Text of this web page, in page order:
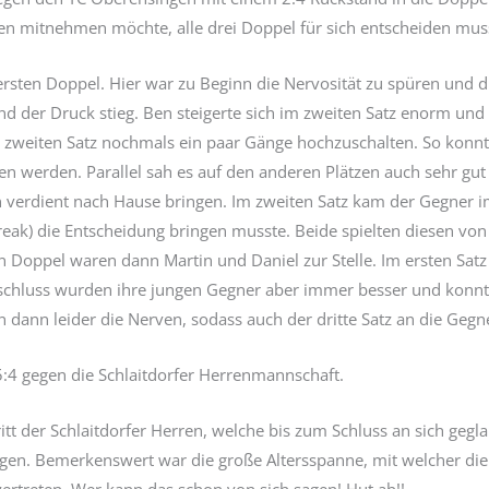
mitnehmen möchte, alle drei Doppel für sich entscheiden
Doppel. Hier war zu Beginn die Nervosität zu spüren und
der Druck stieg. Ben steigerte sich im zweiten Satz enorm
Satz nochmals ein paar Gänge hochzuschalten. So
werden. Parallel sah es auf den anderen Plätzen auch sehr
nach Hause bringen. Im zweiten Satz kam der Gegner
die Entscheidung bringen musste. Beide spielten diesen
waren dann Martin und Daniel zur Stelle. Im ersten
wurden ihre jungen Gegner aber immer besser und
leider die Nerven, sodass auch der dritte Satz an die
gegen die Schlaitdorfer Herrenmannschaft.
der Schlaitdorfer Herren, welche bis zum Schluss an sich
Bemerkenswert war die große Altersspanne, mit welcher